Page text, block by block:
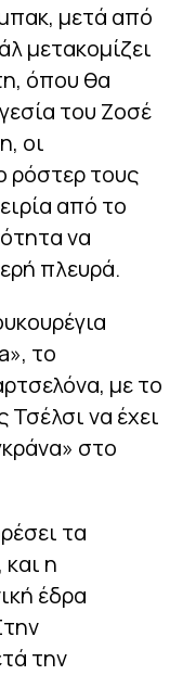
μετά από
μετακομίζει
όπου θα
του Ζοσέ
οι
ρόστερ τους
από το
να
πλευρά.
το
με το
να έχει
στο
τα
η
έδρα
την